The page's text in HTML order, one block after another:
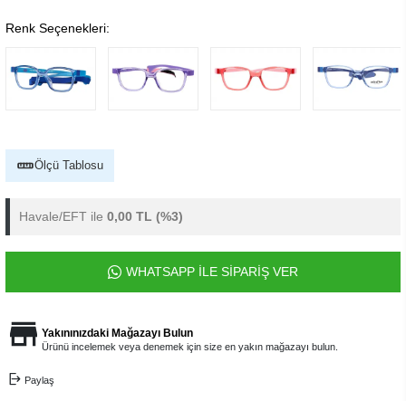
Renk Seçenekleri:
Ölçü Tablosu
Havale/EFT ile 0,00 TL (%3)
WHATSAPP İLE SİPARİŞ VER
Yakınınızdaki Mağazayı Bulun
Ürünü incelemek veya denemek için size en yakın mağazayı bulun.
Paylaş